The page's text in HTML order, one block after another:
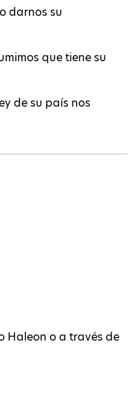
darnos su
que tiene su
de su país nos
Haleon o a través de